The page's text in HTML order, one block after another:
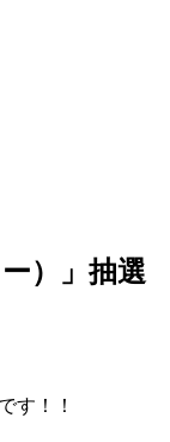
）」抽選
す！！